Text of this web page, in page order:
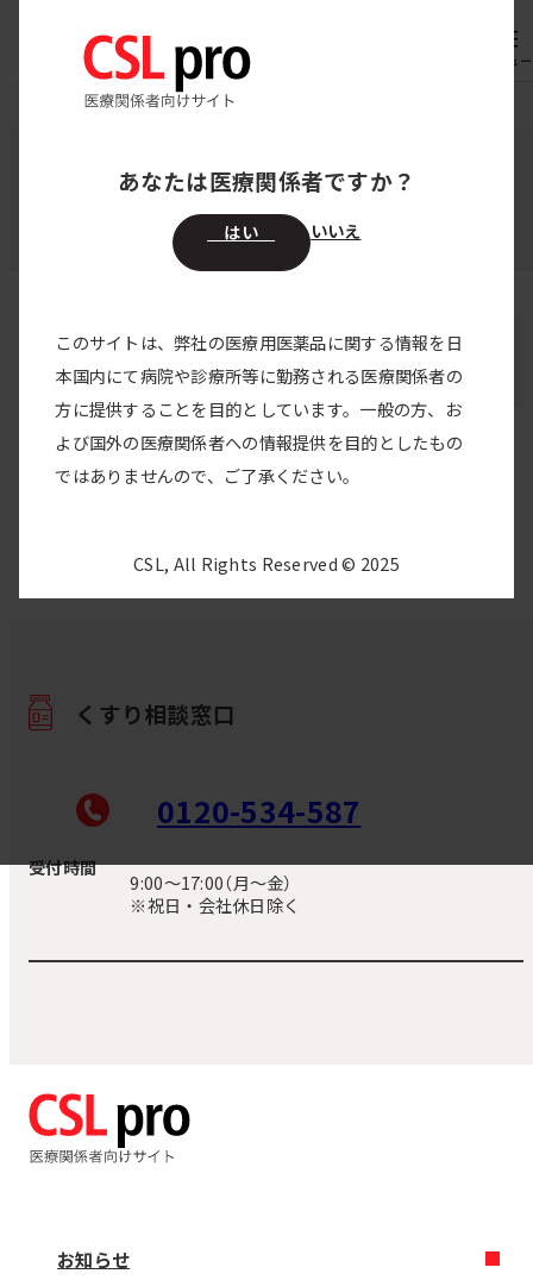
メニュー
CSL pro 著者・監修者
監修者・登壇者・著者
松本 亜希子 さん
関西医科大学附属病院
松本 亜希子 さんの記事
くすり相談窓口
0120-534-587
受付時間
9:00〜17:00（月～金）
※祝日・会社休日除く
お知らせ
あなたは医療関係者ですか？
はい いいえ
このサイトは、弊社の医療用医薬品に関する情報を日
本国内にて病院や診療所等に勤務される医療関係者の
方に提供することを目的としています。一般の方、お
よび国外の医療関係者への情報提供を目的としたもの
ではありませんので、ご了承ください。
CSL, All Rights Reserved © 2025